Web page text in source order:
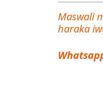
Maswali
haraka